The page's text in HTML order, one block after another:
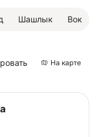
Шашлык Вок
На карте